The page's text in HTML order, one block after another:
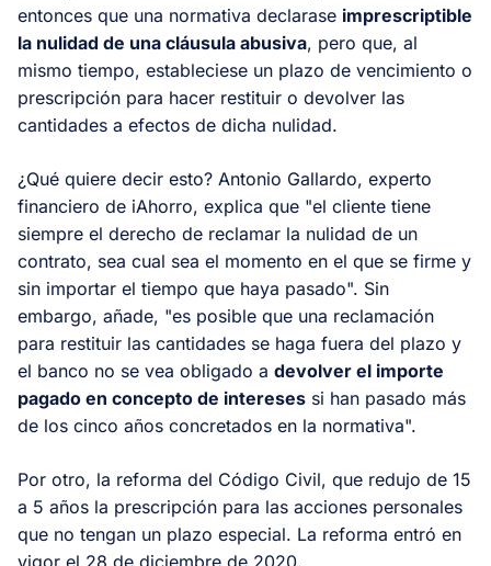
entonces que una normativa declarase imprescriptible
la nulidad de una cláusula abusiva, pero que, al
mismo tiempo, estableciese un plazo de vencimiento o
prescripción para hacer restituir o devolver las
cantidades a efectos de dicha nulidad.
¿Qué quiere decir esto? Antonio Gallardo, experto
financiero de iAhorro, explica que "el cliente tiene
siempre el derecho de reclamar la nulidad de un
contrato, sea cual sea el momento en el que se firme y
sin importar el tiempo que haya pasado". Sin
embargo, añade, "es posible que una reclamación
para restituir las cantidades se haga fuera del plazo y
el banco no se vea obligado a devolver el importe
pagado en concepto de intereses si han pasado más
de los cinco años concretados en la normativa".
Por otro, la reforma del Código Civil, que redujo de 15
a 5 años la prescripción para las acciones personales
que no tengan un plazo especial. La reforma entró en
vigor el 28 de diciembre de 2020.